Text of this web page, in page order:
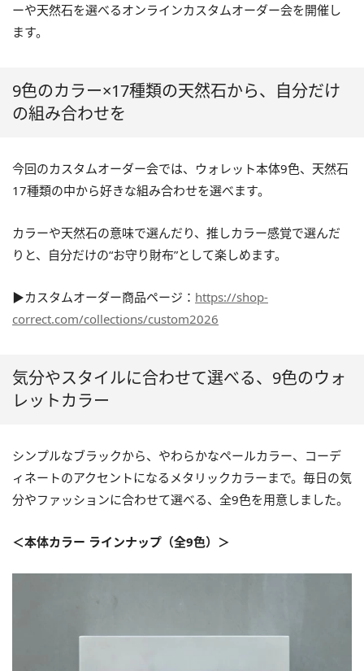
ーや天然石を選べるオンラインカスタムオーダー会を開催し
ます。
9色のカラー×17種類の天然石から、自分だけ
の組み合わせを
今回のカスタムオーダー会では、ウォレット本体9色、天然石
17種類の中から好きな組み合わせを選べます。
カラーや天然石の意味で選んだり、推しカラー感覚で選んだ
りと、自分だけの“お守り財布”として楽しめます。
▶︎カスタムオーダー商品ページ： https://shop-
correct.com/collections/custom2026
気分やスタイルに合わせて選べる、9色のウォ
レットカラー
シンプルなブラックから、やわらかなペールカラー、コーデ
ィネートのアクセントになるメタリックカラーまで。毎日の気
分やファッションに合わせて選べる、全9色を用意しました。
＜本体カラー ラインナップ（全9色）＞